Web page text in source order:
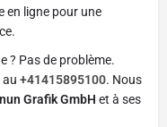
en ligne pour une
? Pas de problème.
au +41415895100. Nous
nun Grafik GmbH et à ses